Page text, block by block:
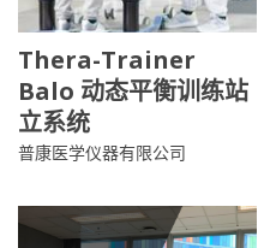
Thera-Trainer
Balo 动态平衡训练站
立系统
普康医学仪器有限公司